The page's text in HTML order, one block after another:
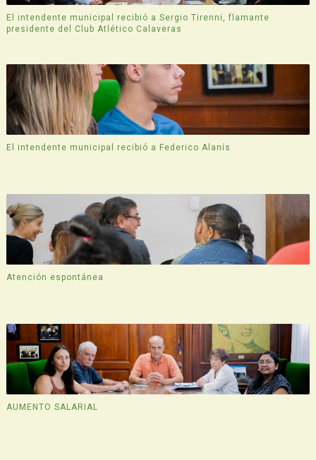
El intendente municipal recibió a Sergio Tirenni, flamante
presidente del Club Atlético Calaveras
El intendente municipal recibió a Federico Alanís
Atención espontánea
AUMENTO SALARIAL